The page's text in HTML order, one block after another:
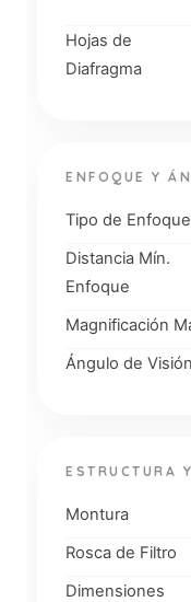
Hojas de
Diafragma
ENFOQUE Y
Tipo de Enfoque
Distancia Mín.
Enfoque
Magnificación
Ángulo de Visión
ESTRUCTURA
Montura
Rosca de Filtro
Dimensiones